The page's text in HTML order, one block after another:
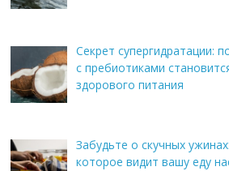
Секрет супергидратации:
с пребиотиками
здорового питания
Забудьте о скучных
которое видит вашу еду